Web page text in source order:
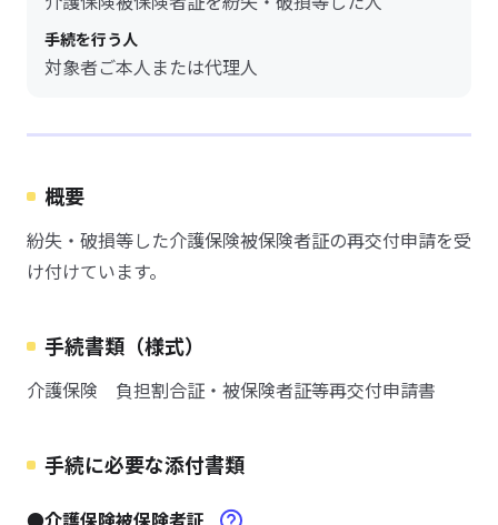
手続を行う人
対象者ご本人または代理人
概要
紛失・破損等した介護保険被保険者証の再交付申請を受
け付けています。
手続書類（様式）
介護保険 負担割合証・被保険者証等再交付申請書
手続に必要な添付書類
●介護保険被保険者証